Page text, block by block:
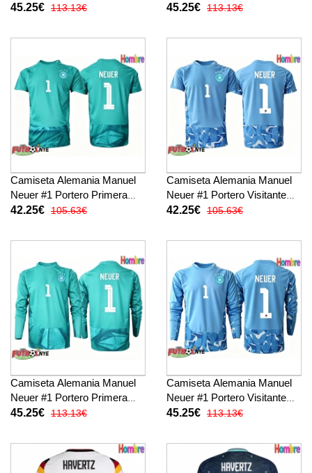
2026 manga larga
45.25€ 113.13€
2026 manga larga
45.25€ 113.13€
Camiseta Alemania Manuel
Neuer #1 Portero Primera
Equipación Mundial 2026
42.25€ 105.63€
Camiseta Alemania Manuel
Neuer #1 Portero Visitante
Equipación Mundial 2026
42.25€ 105.63€
Camiseta Alemania Manuel
Neuer #1 Portero Primera
Equipación Mundial 2026
45.25€ 113.13€
Camiseta Alemania Manuel
Neuer #1 Portero Visitante
Equipación Mundial 2026
45.25€ 113.13€